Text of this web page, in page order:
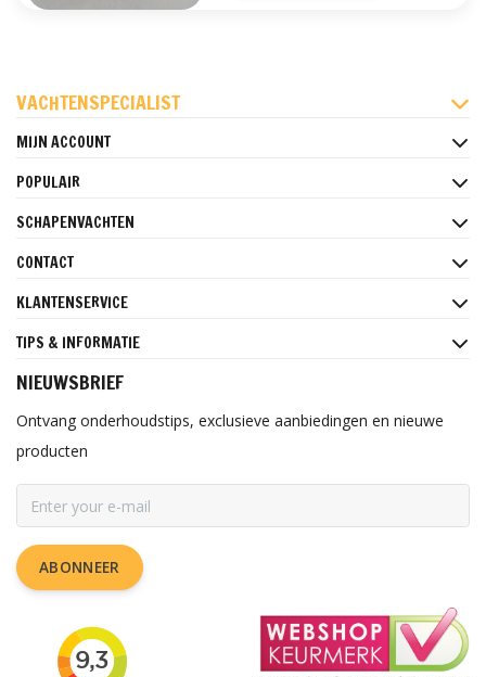
VACHTENSPECIALIST
MIJN ACCOUNT
POPULAIR
SCHAPENVACHTEN
CONTACT
KLANTENSERVICE
TIPS & INFORMATIE
NIEUWSBRIEF
Ontvang onderhoudstips, exclusieve aanbiedingen en nieuwe
producten
ABONNEER